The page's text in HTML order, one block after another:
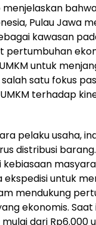
Pulau Jawa
kawasan
untuk
satu fokus
terhadap
pelaku usaha,
distribusi
untuk
mendukung
ekonomis.
dari Rp6.000